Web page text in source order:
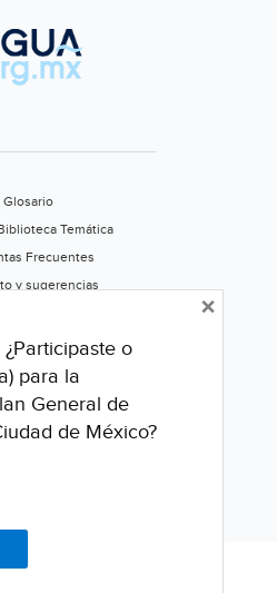
Glosario
Temática
Frecuentes
y sugerencias
este portal
¿Participaste o
para la
General de
de México?
×